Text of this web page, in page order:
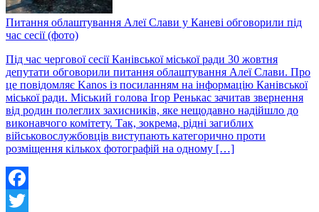
Питання облаштування Алеї Слави у Каневі обговорили під
час сесії (фото)
Під час чергової сесії Канівської міської ради 30 жовтня
депутати обговорили питання облаштування Алеї Слави. Про
це повідомляє Kanos із посиланням на інформацію Канівської
міської ради. Міський голова Ігор Ренькас зачитав звернення
від родин полеглих захисників, яке нещодавно надійшло до
виконавчого комітету. Так, зокрема, рідні загиблих
військовослужбовців виступають категорично проти
розміщення кількох фотографій на одному […]
Facebook